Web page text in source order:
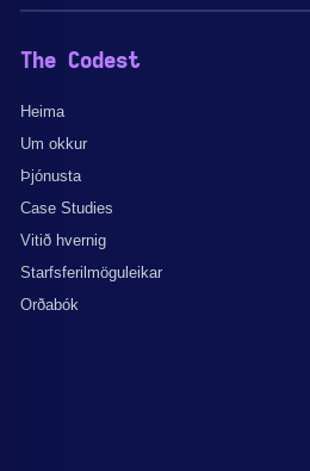
The Codest
Heima
Um okkur
Þjónusta
Case Studies
Vitið hvernig
Starfsferilmöguleikar
Orðabók